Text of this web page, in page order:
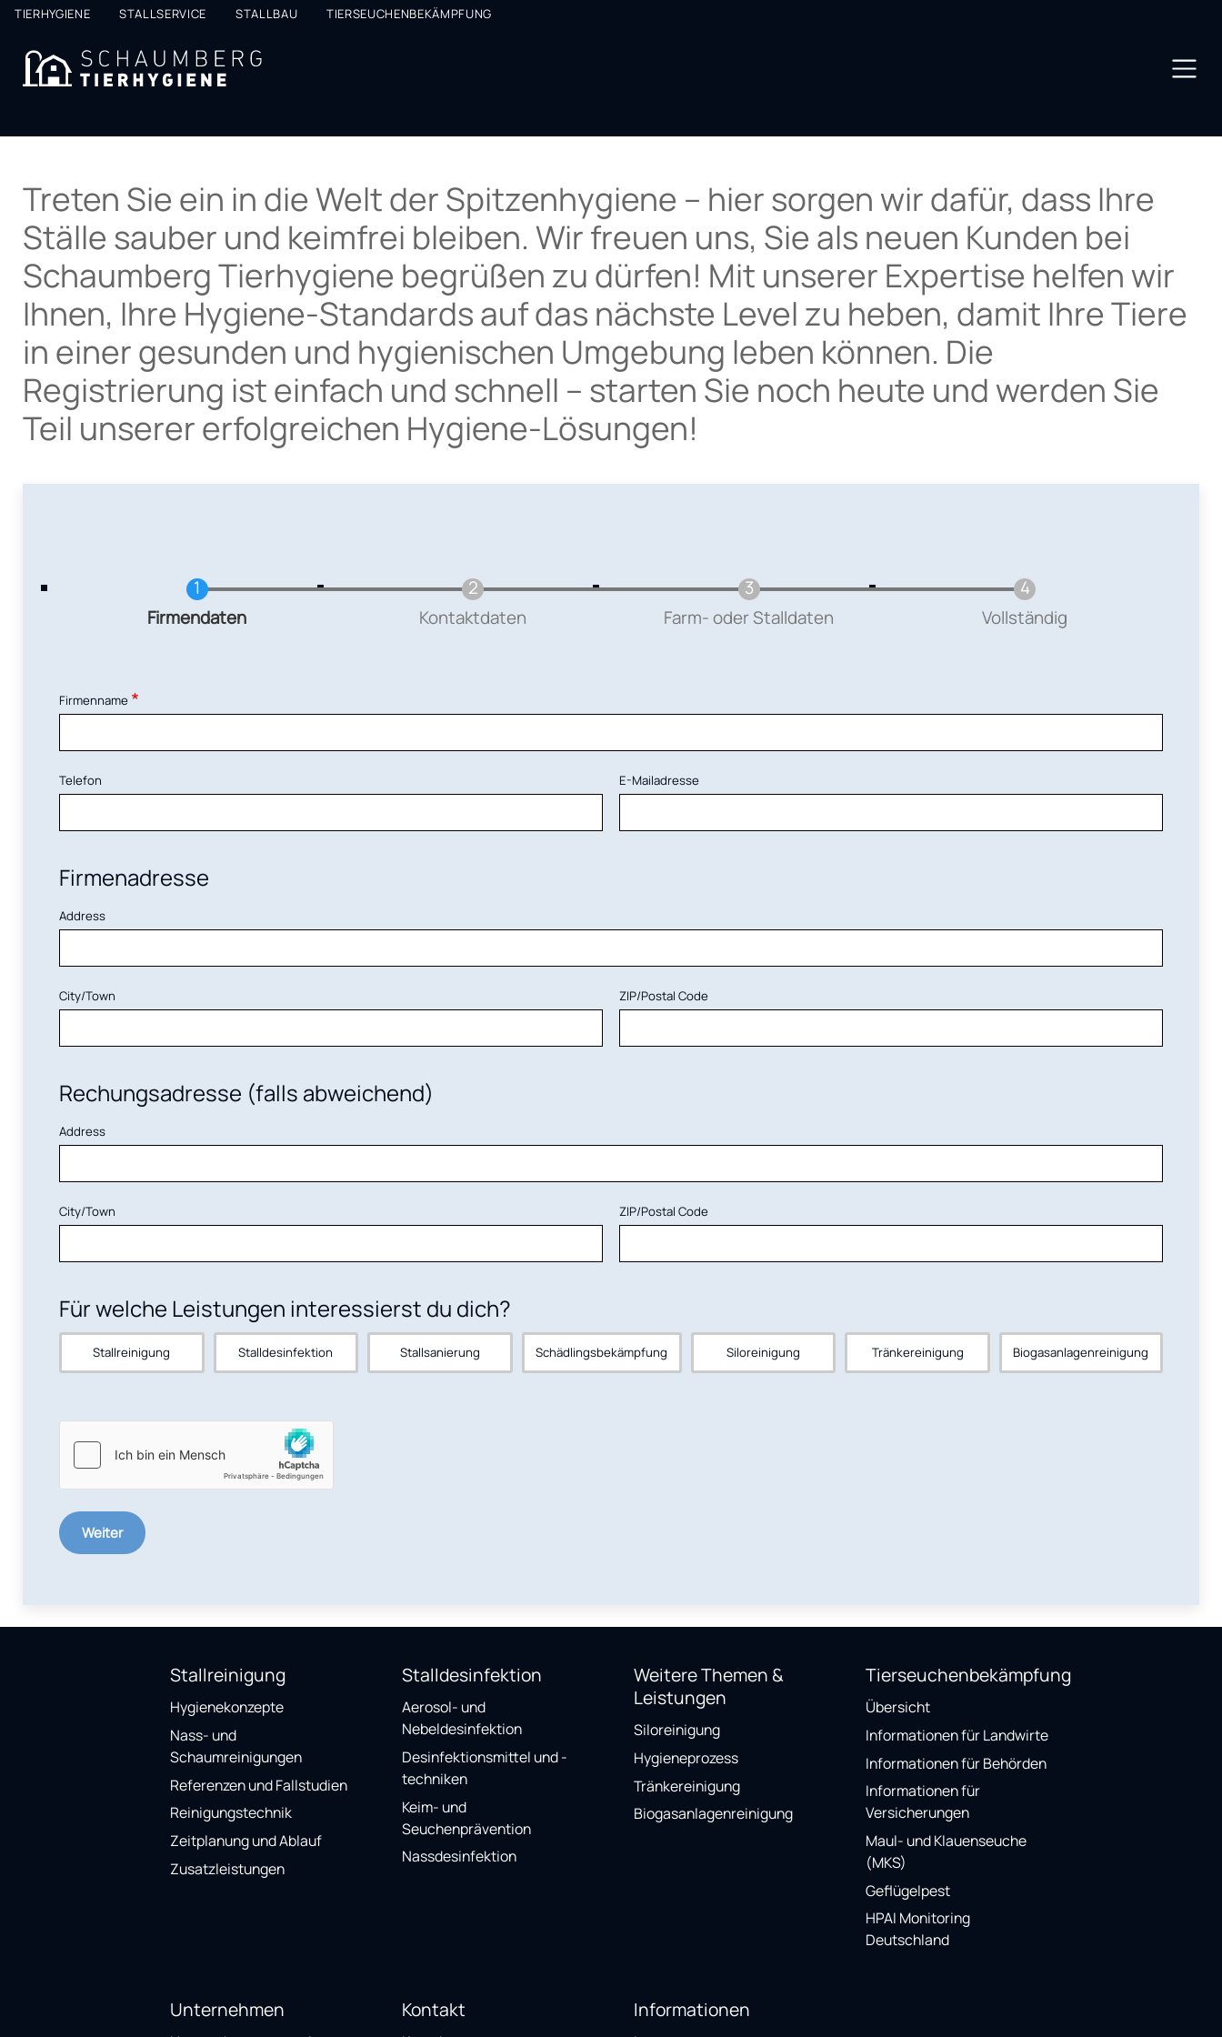
Top
Nav
TIERHYGIENE STALLSERVICE STALLBAU TIERSEUCHENBEKÄMPFUNG
Treten Sie ein in die Welt der Spitzenhygiene – hier sorgen wir dafür, dass Ihre
Ställe sauber und keimfrei bleiben. Wir freuen uns, Sie als neuen Kunden bei
Schaumberg Tierhygiene begrüßen zu dürfen! Mit unserer Expertise helfen wir
Ihnen, Ihre Hygiene-Standards auf das nächste Level zu heben, damit Ihre Tiere
in einer gesunden und hygienischen Umgebung leben können. Die
Registrierung ist einfach und schnell – starten Sie noch heute und werden Sie
Teil unserer erfolgreichen Hygiene-Lösungen!
Current
Firmendaten Kontaktdaten Farm- oder Stalldaten Vollständig
Firmenname
Telefon E-Mailadresse
Firmenadresse
Address
City/Town ZIP/Postal Code
Rechungsadresse (falls abweichend)
Address
City/Town ZIP/Postal Code
Für welche Leistungen interessierst du dich?
Stallreinigung Stalldesinfektion Stallsanierung Schädlingsbekämpfung Siloreinigung Tränkereinigung Biogasanlagenreinigung
Weiter
Stallreinigung
Hygienekonzepte
Nass- und
Schaumreinigungen
Referenzen und Fallstudien
Reinigungstechnik
Zeitplanung und Ablauf
Zusatzleistungen
Stalldesinfektion
Aerosol- und
Nebeldesinfektion
Desinfektionsmittel und -
techniken
Keim- und
Seuchenprävention
Nassdesinfektion
Weitere Themen &
Leistungen
Siloreinigung
Hygieneprozess
Tränkereinigung
Biogasanlagenreinigung
Tierseuchenbekämpfung
Übersicht
Informationen für Landwirte
Informationen für Behörden
Informationen für
Versicherungen
Maul- und Klauenseuche
(MKS)
Geflügelpest
HPAI Monitoring
Deutschland
Unternehmen Kontakt Informationen